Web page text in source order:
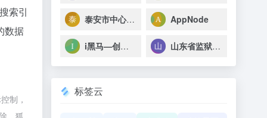
索引
数据
制，
，狐
泰安市中心医院 AppNode
i黑马—创业创新服务平台 山东省监狱管理局
标签云